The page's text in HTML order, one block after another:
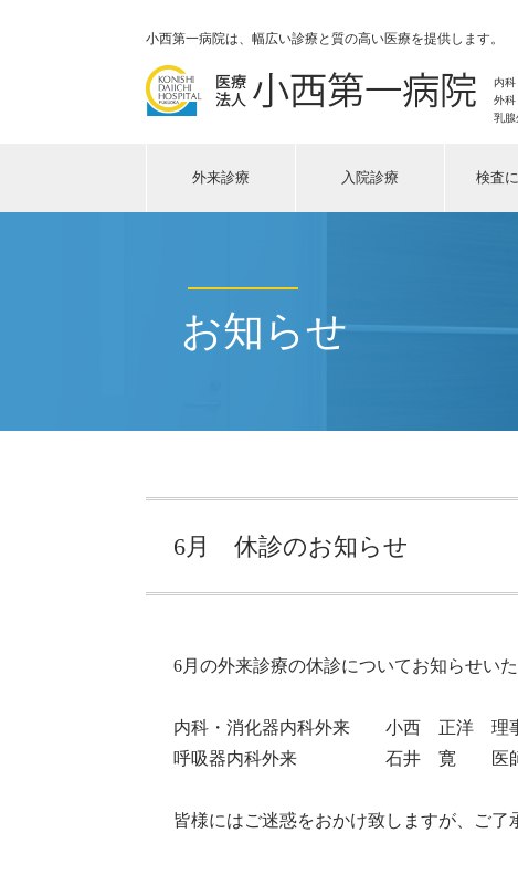
小西第一病院は、幅広い診療と質の高い医療を提供します。
内科
外科
乳腺
外来診療 入院診療 検査
お知らせ
6月 休診のお知らせ
6月の外来診療の休診についてお知らせいた
内科・消化器内科外来 小西 正洋 理
呼吸器内科外来 石井 寛 医師
皆様にはご迷惑をおかけ致しますが、ご了